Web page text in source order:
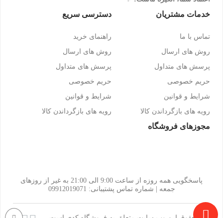
خدمات مشتریان
تماس با ما
روش های ارسال
پرسش های متداول
حریم خصوصی
شرایط و قوانین
رویه های بازگرداندن کالا
دسترسی سریع
راهنمای خرید
روش های ارسال
پرسش های متداول
حریم خصوصی
شرایط و قوانین
رویه های بازگرداندن کالا
مجوزهای فروشگاه
پاسخگویی همه روزه از ساعت 9:00 الی 21:00 به غیر از روزهای
جمعه | شماره تماس پشتیبانی: 09912019071